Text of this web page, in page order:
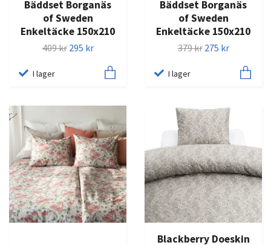
Bäddset Borganäs
of Sweden
Enkeltäcke 150x210
409 kr 295 kr
I lager
Bäddset Borganäs
of Sweden
Enkeltäcke 150x210
379 kr 275 kr
I lager
Blackberry Doeskin